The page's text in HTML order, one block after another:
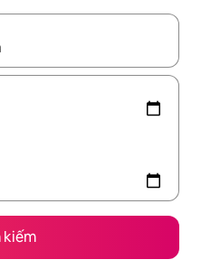
bằng phím mũi tên lên và
kiếm